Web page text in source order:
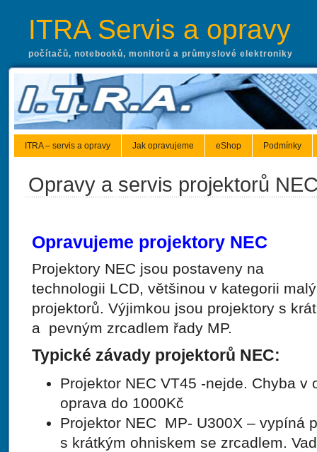
ITRA Servis a opravy
počítačů, notebooků, monitorů a průmyslové elektroniky
ITRA – servis a opravy Jak opravujeme eShop Podmínky
Opravy a servis projektorů
Opravujeme projektory NEC
Projektory NEC jsou postaveny na
technologii LCD, většinou v kategorii
projektorů. Výjimkou jsou projektory s
a pevným zrcadlem řady MP.
Typické závady projektorů NEC:
Projektor NEC VT45 -nejde. Chyba v
oprava do 1000Kč
Projektor NEC MP- U300X – vypíná
s krátkým ohniskem se zrcadlem.